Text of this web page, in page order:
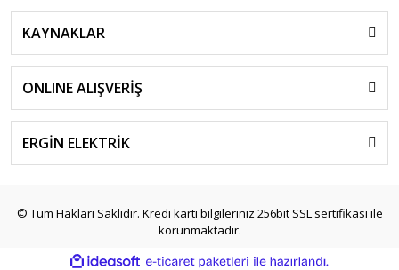
KAYNAKLAR
ONLINE ALIŞVERİŞ
ERGİN ELEKTRİK
© Tüm Hakları Saklıdır. Kredi kartı bilgileriniz 256bit SSL sertifikası ile
korunmaktadır.
ideasoft e-